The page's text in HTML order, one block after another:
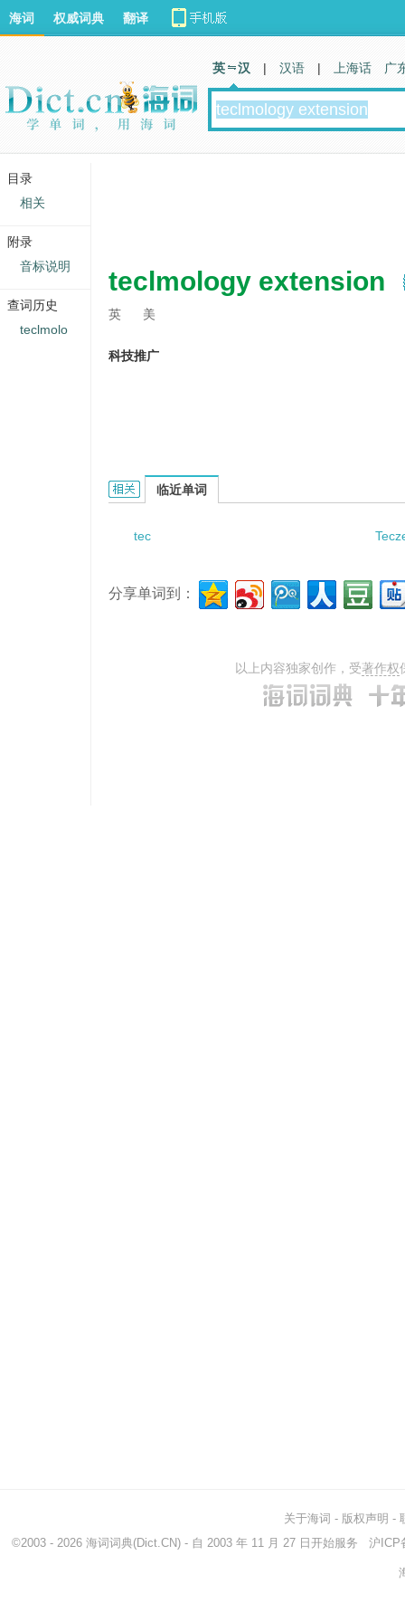
teclmology extension
英 美
科技推广
teclmology extension的相关资料：
临近单词
tec
分享单词到：
以上内容独家创作，受著作权
海词 权威词典 翻译
英 汉 | 汉语 | 上海话 广
关于海词 - 版权声明 -
©2003 - 2026 海词词典(Dict.CN) - 自 2003 年 11 月 27 日开始服务 沪ICP
目录
相关
附录
音标说明
查词历史
teclmolo